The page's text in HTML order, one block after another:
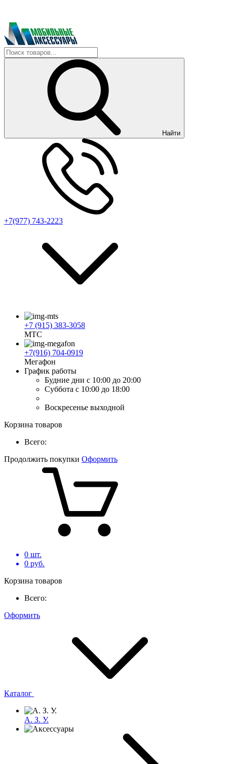
Найти
+7(977) 743-2223
+7 (915) 383-3058
МТС
+7(916) 704-0919
Мегафон
График работы
Будние дни с 10:00 до 20:00
Суббота с 10:00 до 18:00
Воскресенье выходной
Корзина товаров
Всего:
Продолжить покупки Оформить
0 шт.
0 руб.
Корзина товаров
Всего:
Оформить
Каталог
А. З. У.